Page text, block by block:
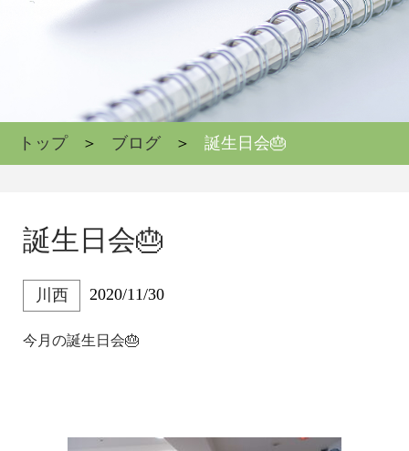
トップ ブログ 誕生日会🎂
誕生日会🎂
川西 2020/11/30
今月の誕生日会🎂